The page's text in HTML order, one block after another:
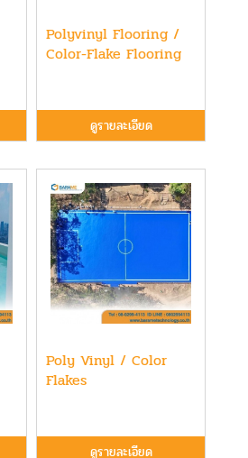
Polyvinyl Flooring /
Color-Flake Flooring
ดูรายละเอียด
Poly Vinyl / Color
Flakes
ดูรายละเอียด